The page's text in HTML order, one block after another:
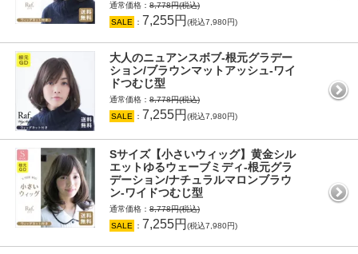
通常価格： 8,778円(税込)
SALE ： 7,255円 (税込7,980円)
大人のニュアンスボブ-根元グラデー
ション/ブラウンマットアッシュ-ワイ
ドつむじ型
通常価格： 8,778円(税込)
SALE ： 7,255円 (税込7,980円)
Sサイズ【小さいウィッグ】黄金シル
エットゆるウェーブミディ-根元グラ
デーション/ナチュラルマロンブラウ
ン-ワイドつむじ型
通常価格： 8,778円(税込)
SALE ： 7,255円 (税込7,980円)